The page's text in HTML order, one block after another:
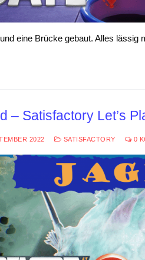
eine Brücke gebaut. Alles lässig
– Satisfactory Let’s
2022 SATISFACTORY 0